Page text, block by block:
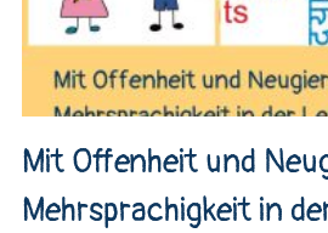
Mit Offenheit und
Mehrsprachigkeit in